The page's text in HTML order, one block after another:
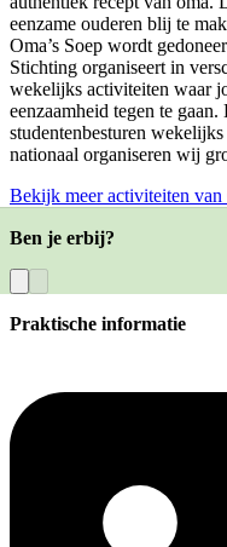
eenzame ouderen blij te
Oma’s Soep wordt
Stichting organiseert in
wekelijks activiteiten waar
eenzaamheid tegen te
studentenbesturen
nationaal organiseren wij
Bekijk meer activiteiten
Ben je erbij?
Praktische informatie